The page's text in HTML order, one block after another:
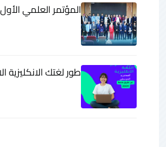
المؤتمر العلمي
طور لغتك الانكليزية